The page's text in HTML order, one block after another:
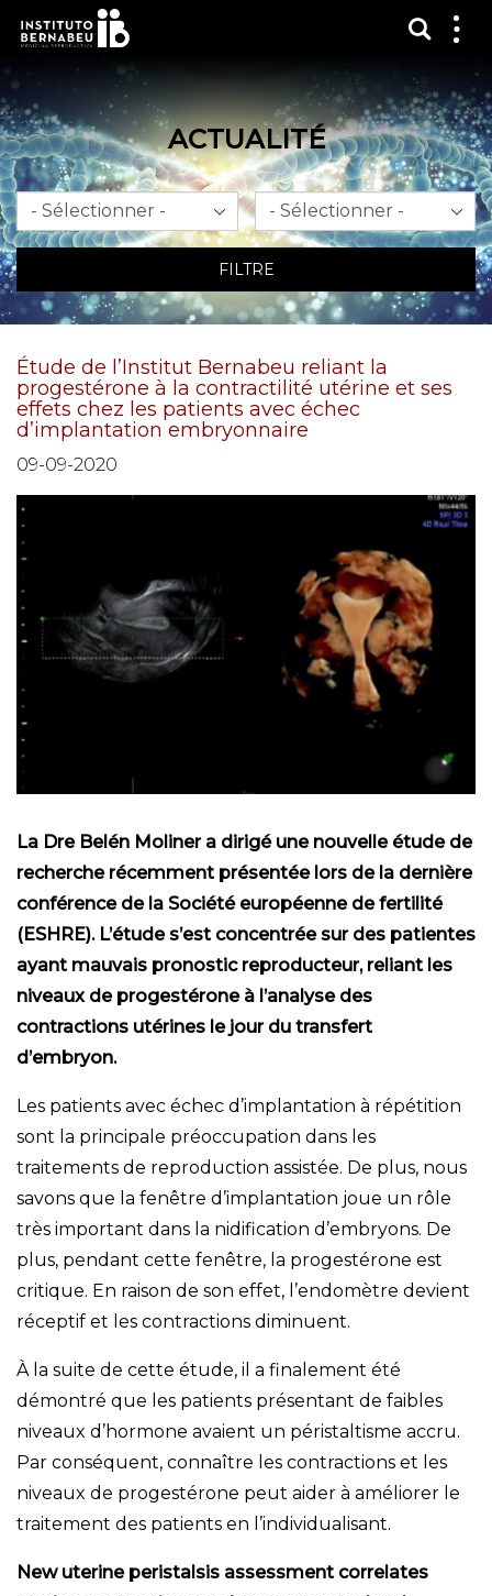
ACTUALITÉ
Mois An
FILTRE
Étude de l’Institut Bernabeu reliant la
progestérone à la contractilité utérine et ses
effets chez les patients avec échec
d’implantation embryonnaire
09-09-2020
La Dre Belén Moliner a dirigé une nouvelle étude de
recherche récemment présentée lors de la dernière
conférence de la Société européenne de fertilité
(ESHRE). L’étude s’est concentrée sur des patientes
ayant mauvais pronostic reproducteur, reliant les
niveaux de progestérone à l’analyse des
contractions utérines le jour du transfert
d’embryon.
Les patients avec échec d’implantation à répétition
sont la principale préoccupation dans les
traitements de reproduction assistée. De plus, nous
savons que la fenêtre d’implantation joue un rôle
très important dans la nidification d’embryons. De
plus, pendant cette fenêtre, la progestérone est
critique. En raison de son effet, l’endomètre devient
réceptif et les contractions diminuent.
À la suite de cette étude, il a finalement été
démontré que les patients présentant de faibles
niveaux d’hormone avaient un péristaltisme accru.
Par conséquent, connaître les contractions et les
niveaux de progestérone peut aider à améliorer le
traitement des patients en l’individualisant.
New uterine peristalsis assessment correlates